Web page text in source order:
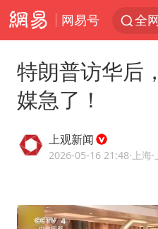
网易号 全
特朗普访华后
媒急了！
上观新闻
2026-05-16 21:48·上海